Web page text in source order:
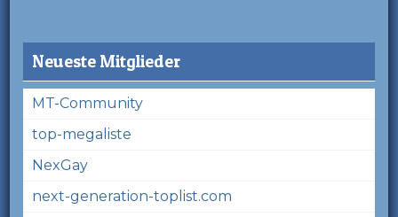
Neueste Mitglieder
MT-Community
top-megaliste
NexGay
next-generation-toplist.com